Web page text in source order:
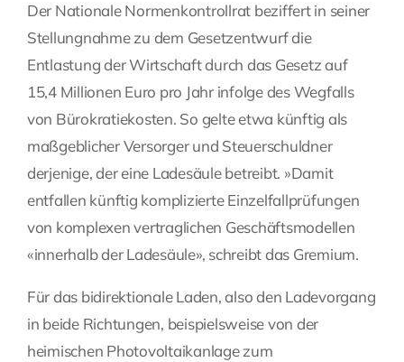
Der Nationale Normenkontrollrat beziffert in seiner
Stellungnahme zu dem Gesetzentwurf die
Entlastung der Wirtschaft durch das Gesetz auf
15,4 Millionen Euro pro Jahr infolge des Wegfalls
von Bürokratiekosten. So gelte etwa künftig als
maßgeblicher Versorger und Steuerschuldner
derjenige, der eine Ladesäule betreibt. »Damit
entfallen künftig komplizierte Einzelfallprüfungen
von komplexen vertraglichen Geschäftsmodellen
«innerhalb der Ladesäule», schreibt das Gremium.
Für das bidirektionale Laden, also den Ladevorgang
in beide Richtungen, beispielsweise von der
heimischen Photovoltaikanlage zum